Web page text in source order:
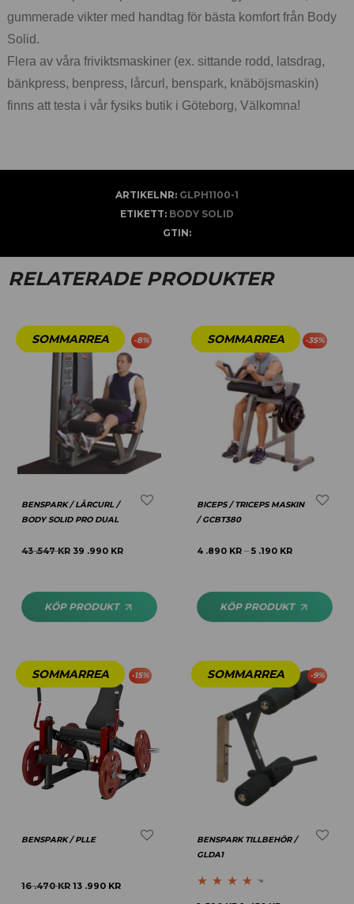
gummerade vikter med handtag för bästa komfort från Body
Solid.
Flera av våra friviktsmaskiner (ex. sittande rodd, latsdrag,
bänkpress, benpress, lårcurl, benspark, knäböjsmaskin)
finns att testa i vår fysiks butik i Göteborg, Välkomna!
ARTIKELNR: GLPH1100-1
ETIKETT: BODY SOLID
GTIN:
RELATERADE PRODUKTER
-8%
BENSPARK / LÅRCURL /
BODY SOLID PRO DUAL
43 .547KR 39 .990 KR
KÖP PRODUKT
-35%
BICEPS / TRICEPS MASKIN
/ GCBT380
4 .890 KR – 5 .190 KR
KÖP PRODUKT
-15%
BENSPARK / PLLE
16 .470KR 13 .990 KR
-9%
BENSPARK TILLBEHÖR /
GLDA1